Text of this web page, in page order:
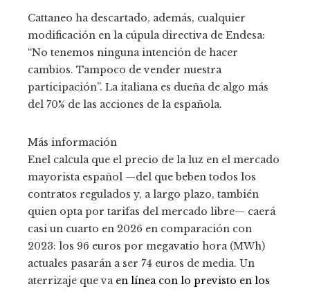
Cattaneo ha descartado, además, cualquier
modificación en la cúpula directiva de Endesa:
“No tenemos ninguna intención de hacer
cambios. Tampoco de vender nuestra
participación”. La italiana es dueña de algo más
del 70% de las acciones de la española.
Más información
Enel calcula que el precio de la luz en el mercado
mayorista español —del que beben todos los
contratos regulados y, a largo plazo, también
quien opta por tarifas del mercado libre— caerá
casi un cuarto en 2026 en comparación con
2023: los 96 euros por megavatio hora (MWh)
actuales pasarán a ser 74 euros de media. Un
aterrizaje que va en línea con lo previsto en los